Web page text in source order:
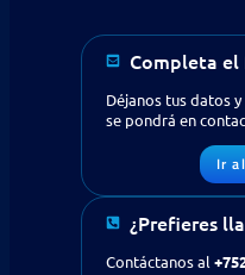
Completa
Déjanos tus datos
se pondrá en
Ir
¿Prefieres
Contáctanos al
¿Buscas
para tu
Solicitud
IR AL